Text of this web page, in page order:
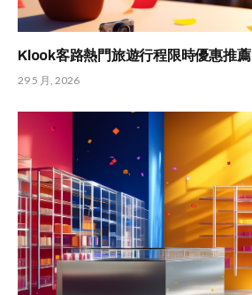
Klook客路熱門旅遊行程限時優惠推薦
29 5 月, 2026